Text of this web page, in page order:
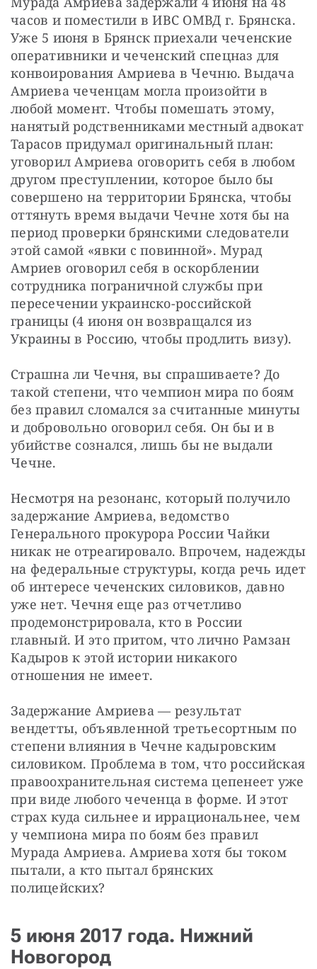
часов и поместили в ИВС ОМВД г. Брянска.
Уже 5 июня в Брянск приехали чеченские
оперативники и чеченский спецназ для
конвоирования Амриева в Чечню. Выдача
Амриева чеченцам могла произойти в
любой момент. Чтобы помешать этому,
нанятый родственниками местный адвокат
Тарасов придумал оригинальный план:
уговорил Амриева оговорить себя в любом
другом преступлении, которое было бы
совершено на территории Брянска, чтобы
оттянуть время выдачи Чечне хотя бы на
период проверки брянскими следователи
этой самой «явки с повинной». Мурад
Амриев оговорил себя в оскорблении
сотрудника пограничной службы при
пересечении украинско-российской
границы (4 июня он возвращался из
Украины в Россию, чтобы продлить визу).
Страшна ли Чечня, вы спрашиваете? До
такой степени, что чемпион мира по боям
без правил сломался за считанные минуты
и добровольно оговорил себя. Он бы и в
убийстве сознался, лишь бы не выдали
Чечне.
Несмотря на резонанс, который получило
задержание Амриева, ведомство
Генерального прокурора России Чайки
никак не отреагировало. Впрочем, надежды
на федеральные структуры, когда речь идет
об интересе чеченских силовиков, давно
уже нет. Чечня еще раз отчетливо
продемонстрировала, кто в России
главный. И это притом, что лично Рамзан
Кадыров к этой истории никакого
отношения не имеет.
Задержание Амриева — результат
вендетты, объявленной третьесортным по
степени влияния в Чечне кадыровским
силовиком. Проблема в том, что российская
правоохранительная система цепенеет уже
при виде любого чеченца в форме. И этот
страх куда сильнее и иррациональнее, чем
у чемпиона мира по боям без правил
Мурада Амриева. Амриева хотя бы током
пытали, а кто пытал брянских
полицейских?
5 июня 2017 года. Нижний
Новогород